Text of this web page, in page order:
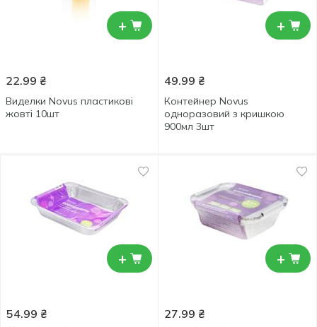
+
22.99 ₴
Виделки Novus пластикові
жовті 10шт
+
49.99 ₴
Контейнер Novus
одноразовий з кришкою
900мл 3шт
+
54.99 ₴
+
27.99 ₴